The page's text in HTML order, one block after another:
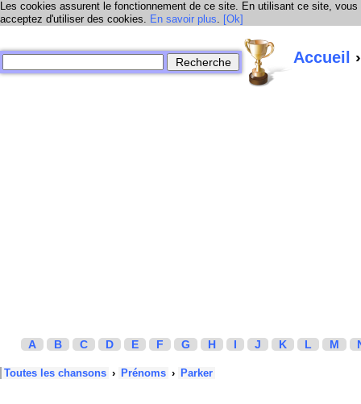
Les cookies assurent le fonctionnement de ce site. En utilisant ce site, vous
acceptez d'utiliser des cookies. En savoir plus. [Ok]
Accueil
A B C D E F G H I J K L M
Toutes les chansons › Prénoms › Parker